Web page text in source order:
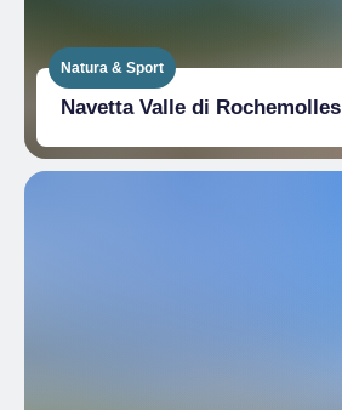
Natura & Sport
Navetta Valle di Rochemolles